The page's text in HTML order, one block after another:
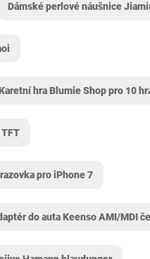
Dámské perlové náušnice
hra Blumie Shop pro 10
TFT
pro iPhone 7
do auta Keenso AMI/MDI